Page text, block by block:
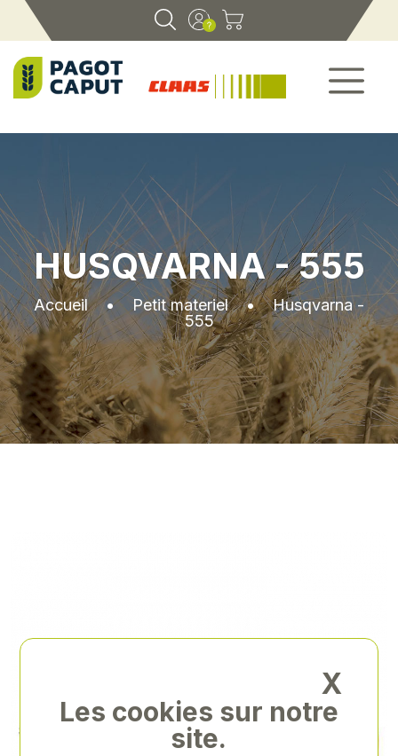
HUSQVARNA - 555
Accueil• Petit materiel•Husqvarna -
555
X
Les cookies sur notre
site.